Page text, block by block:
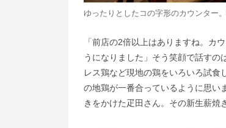
ゆったりとしたコの字形のカウンター
「前店の2倍以上はありますね。カ
うになりました」そう笑顔で話す
レス鶏など現地の鶏をいろいろ試食
の地鶏が一番合っているように思い
きをかけた疋田さん。その新生薪焼